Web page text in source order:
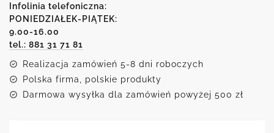
jest
lepsze
z
pole
Infolinia telefoniczna:
PONIEDZIAŁEK-PIĄTEK:
9.00-16.00
tel.: 881 31 71 81
Realizacja zamówień 5-8 dni roboczych
Polska firma, polskie produkty
Darmowa wysyłka dla zamówień powyżej 500 zł